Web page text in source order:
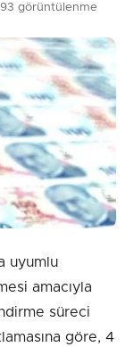
görüntülenme
uyumlu
amacıyla
süreci
göre, 4